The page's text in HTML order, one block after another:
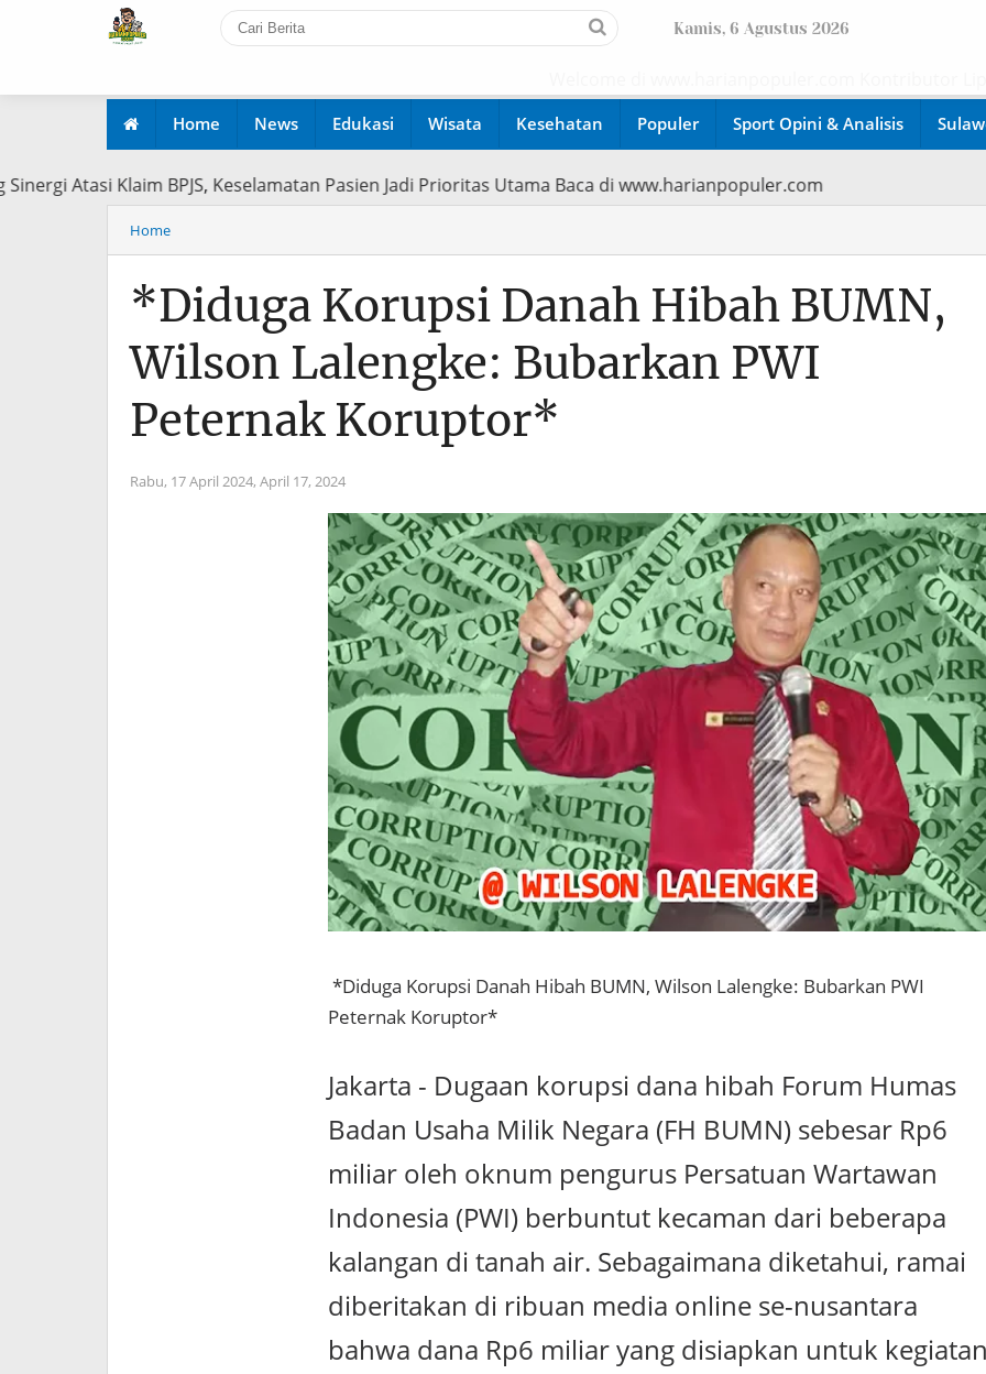
Kamis, 6 Agustus 2026
Home News Edukasi Wisata Kesehatan Populer Sport Opini & Analisis
Sinergi Atasi Klaim BPJS, Keselamatan Pasien Jadi Prioritas Utama Baca di www.harianpopuler.com
Home
*Diduga Korupsi Danah Hibah BUMN,
Wilson Lalengke: Bubarkan PWI
Peternak Koruptor*
Rabu, 17 April 2024, April 17, 2024
*Diduga Korupsi Danah Hibah BUMN, Wilson Lalengke: Bubarkan PWI
Peternak Koruptor*
Jakarta - Dugaan korupsi dana hibah Forum Humas
Badan Usaha Milik Negara (FH BUMN) sebesar Rp6
miliar oleh oknum pengurus Persatuan Wartawan
Indonesia (PWI) berbuntut kecaman dari beberapa
kalangan di tanah air. Sebagaimana diketahui, ramai
diberitakan di ribuan media online se-nusantara
bahwa dana Rp6 miliar yang disiapkan untuk